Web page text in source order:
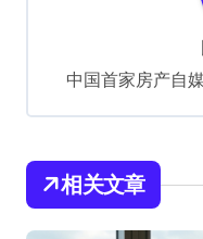
中国首家房产自
相关文章